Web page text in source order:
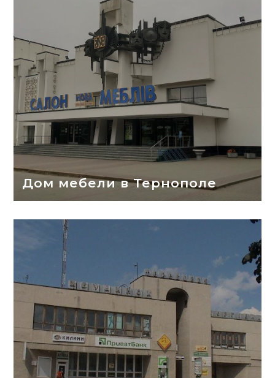
Дом мебели в Тернополе